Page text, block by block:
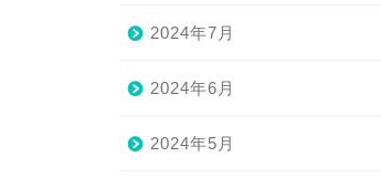
2024年7月
2024年6月
2024年5月